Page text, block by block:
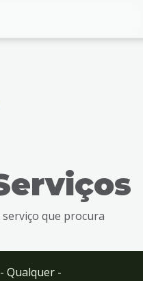
que procura
- Qualquer -